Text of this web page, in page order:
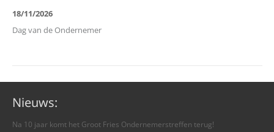
18/11/2026
Dag van de Ondernemer
Nieuws:
Na 10 jaar komt het Groot Fries Ondernemerstreffen terug!